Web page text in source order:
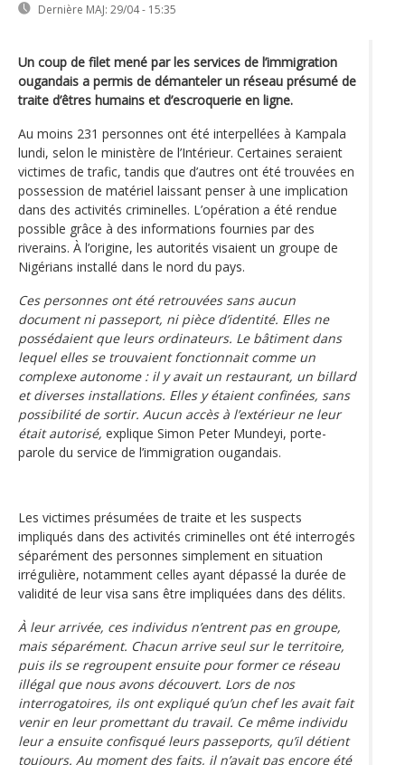
Dernière MAJ: 29/04 - 15:35
Un coup de filet mené par les services de l’immigration
ougandais a permis de démanteler un réseau présumé de
traite d’êtres humains et d’escroquerie en ligne.
Au moins 231 personnes ont été interpellées à Kampala
lundi, selon le ministère de l’Intérieur. Certaines seraient
victimes de trafic, tandis que d’autres ont été trouvées en
possession de matériel laissant penser à une implication
dans des activités criminelles. L’opération a été rendue
possible grâce à des informations fournies par des
riverains. À l’origine, les autorités visaient un groupe de
Nigérians installé dans le nord du pays.
Ces personnes ont été retrouvées sans aucun
document ni passeport, ni pièce d’identité. Elles ne
possédaient que leurs ordinateurs. Le bâtiment dans
lequel elles se trouvaient fonctionnait comme un
complexe autonome : il y avait un restaurant, un billard
et diverses installations. Elles y étaient confinées, sans
possibilité de sortir. Aucun accès à l’extérieur ne leur
était autorisé, explique Simon Peter Mundeyi, porte-
parole du service de l’immigration ougandais.
Les victimes présumées de traite et les suspects
impliqués dans des activités criminelles ont été interrogés
séparément des personnes simplement en situation
irrégulière, notamment celles ayant dépassé la durée de
validité de leur visa sans être impliquées dans des délits.
À leur arrivée, ces individus n’entrent pas en groupe,
mais séparément. Chacun arrive seul sur le territoire,
puis ils se regroupent ensuite pour former ce réseau
illégal que nous avons découvert. Lors de nos
interrogatoires, ils ont expliqué qu’un chef les avait fait
venir en leur promettant du travail. Ce même individu
leur a ensuite confisqué leurs passeports, qu’il détient
toujours. Au moment des faits, il n’avait pas encore été